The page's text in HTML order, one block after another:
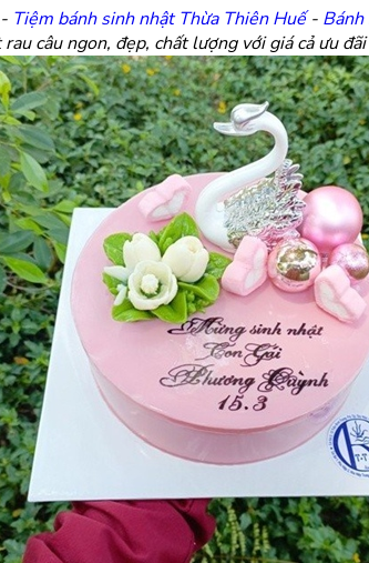
Tiệm bánh sinh nhật Thừa Thiên Huế- Bánh
câu ngon, đẹp, chất lượng với giá cả ưu